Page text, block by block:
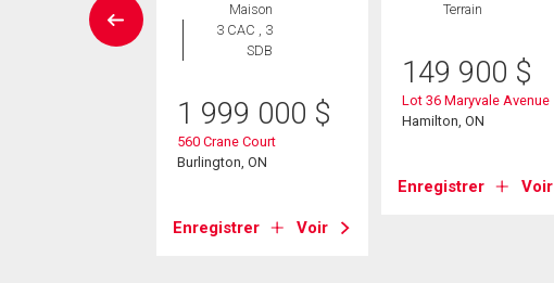
Maison
3 CAC , 3
SDB
1 999 000 $
560 Crane Court
Burlington, ON
Enregistrer Voir
Terrain
149 900 $
Lot 36 Maryvale Avenue
Hamilton, ON
Enregistrer Voir